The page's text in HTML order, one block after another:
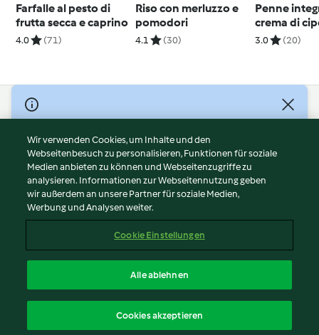
Farfalle al pesto di
frutta secca e caprino
4.0 (71)
Riso con merluzzo e
pomodori
4.1 (30)
Penne
crema di
sesamo
3.0 (20)
© Copyright 2026
Nutzungsbedingungen
Datenschutzrichtlinien
Disclaimer
Impressum
Cookies
Abo kündigen
Erklärung zur Barrierefreiheit
Wir verwenden Cookies, um Inhalte und den
Webseitenbesuch zu personalisieren, Funktionen für soziale
Medien anbieten zu können und Webseitenzugriffe zu
analysieren. Informationen zur Webseitennutzung geben
wir außerdem an unsere Partner für soziale Medien,
Werbung und Analysen weiter.
Cookie Einstellungen
Alle ablehnen
Cookies akzeptieren